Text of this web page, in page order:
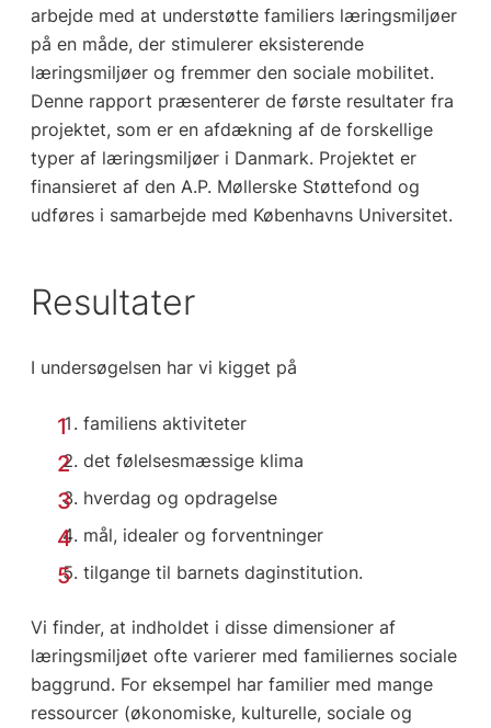
arbejde med at understøtte familiers læringsmiljøer
på en måde, der stimulerer eksisterende
læringsmiljøer og fremmer den sociale mobilitet.
Denne rapport præsenterer de første resultater fra
projektet, som er en afdækning af de forskellige
typer af læringsmiljøer i Danmark. Projektet er
finansieret af den A.P. Møllerske Støttefond og
udføres i samarbejde med Københavns Universitet.
Resultater
I undersøgelsen har vi kigget på
familiens aktiviteter
det følelsesmæssige klima
hverdag og opdragelse
mål, idealer og forventninger
tilgange til barnets daginstitution.
Vi finder, at indholdet i disse dimensioner af
læringsmiljøet ofte varierer med familiernes sociale
baggrund. For eksempel har familier med mange
ressourcer (økonomiske, kulturelle, sociale og